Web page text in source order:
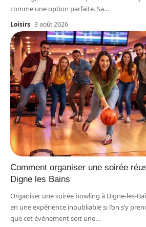
comme une option parfaite. Sa…
Loisirs 3 août 2026
Comment organiser une soirée
Digne les Bains
Organiser une soirée bowling à Digne-les-
en une expérience inoubliable si l’on s’y
que cet événement soit une…